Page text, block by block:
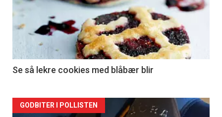
akkurat
nå
2
Se så lekre cookies med blåbær blir
Forsiden
GODBITER I POLLISTEN